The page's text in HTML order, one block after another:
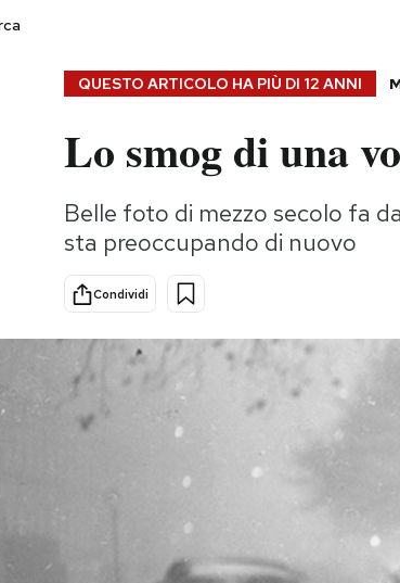
Consumismi
Storie/Idee
Ok Boomer!
Media
Altrecose
Mondiali calcio 2026
QUESTO ARTICOLO HA PIÙ DI 12 ANNI
Lo smog di una
Belle foto di mezzo secolo fa
sta preoccupando di nuovo
Condividi